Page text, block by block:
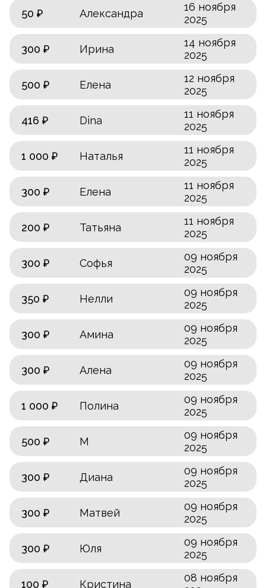
50 ₽ Александра
16 ноября
2025
300 ₽ Ирина
14 ноября
2025
500 ₽ Елена
12 ноября
2025
416 ₽ Dina
11 ноября
2025
1 000 ₽ Наталья
11 ноября
2025
300 ₽ Елена
11 ноября
2025
200 ₽ Татьяна
11 ноября
2025
300 ₽ Софья
09 ноября
2025
350 ₽ Нелли
09 ноября
2025
300 ₽ Амина
09 ноября
2025
300 ₽ Алена
09 ноября
2025
1 000 ₽ Полина
09 ноября
2025
500 ₽ М
09 ноября
2025
300 ₽ Диана
09 ноября
2025
300 ₽ Матвей
09 ноября
2025
300 ₽ Юля
09 ноября
2025
100 ₽ Кристина
08 ноября